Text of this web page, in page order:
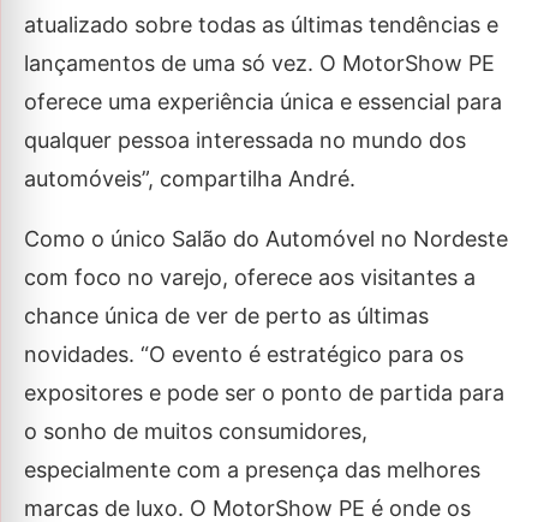
atualizado sobre todas as últimas tendências e
lançamentos de uma só vez. O MotorShow PE
oferece uma experiência única e essencial para
qualquer pessoa interessada no mundo dos
automóveis”, compartilha André.
Como o único Salão do Automóvel no Nordeste
com foco no varejo, oferece aos visitantes a
chance única de ver de perto as últimas
novidades. “O evento é estratégico para os
expositores e pode ser o ponto de partida para
o sonho de muitos consumidores,
especialmente com a presença das melhores
marcas de luxo. O MotorShow PE é onde os